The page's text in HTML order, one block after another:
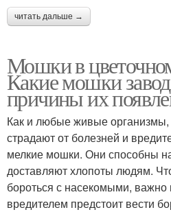
читать дальше →
Мошки в
Какие мошки
причины их
Как и любые живые
страдают от болезней и
мелкие мошки. Они способны
доставляют хлопоты людям.
бороться с насекомыми, важно
вредителем предстоит вести